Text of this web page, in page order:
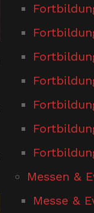
Messen &
Messe &